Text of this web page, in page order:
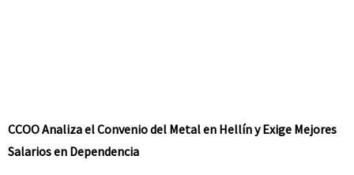
CCOO Analiza el Convenio del Metal en Hellín y Exige Mejores
Salarios en Dependencia